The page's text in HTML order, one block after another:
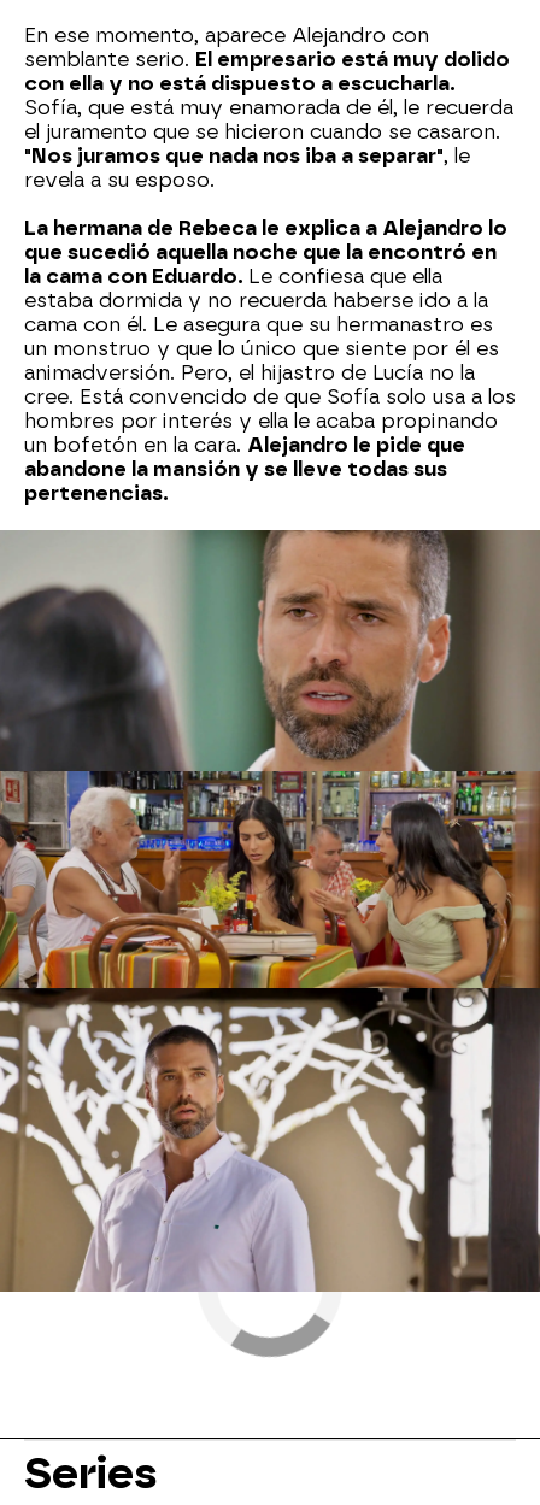
En ese momento, aparece Alejandro con
semblante serio. El empresario está muy dolido
con ella y no está dispuesto a escucharla.
Sofía, que está muy enamorada de él, le recuerda
el juramento que se hicieron cuando se casaron.
"Nos juramos que nada nos iba a separar", le
revela a su esposo.
La hermana de Rebeca le explica a Alejandro lo
que sucedió aquella noche que la encontró en
la cama con Eduardo. Le confiesa que ella
estaba dormida y no recuerda haberse ido a la
cama con él. Le asegura que su hermanastro es
un monstruo y que lo único que siente por él es
animadversión. Pero, el hijastro de Lucía no la
cree. Está convencido de que Sofía solo usa a los
hombres por interés y ella le acaba propinando
un bofetón en la cara. Alejandro le pide que
abandone la mansión y se lleve todas sus
pertenencias.
Sofía está abatida y busca consuelo en su
padre y en su hermana Rebeca. No puede vivir
sin su marido y se siente vacía.La hija mayor de
Alfonso no se imagina que su hermana es la
causante de su distanciamiento con Alejandro
porque fue quien le administró unos fuertes
sedantes la noche que Alejandro la sorprendió en
la cama con Eduardo.
Alejandro, también,está destrozado porque ha
alejado a Sofía de su lado echándola de su casa
y, en el fondo, la sigue amando. No puede dejar
de pensar en ella y en los buenos momentos que
han vivido juntos. Isabela aprovecha la debelidad
del empresario para ganarse de nuevo su cariño
y hacer que se olvide de su mujer.
Nova » Series » Cabo » Mejores momentos
Series